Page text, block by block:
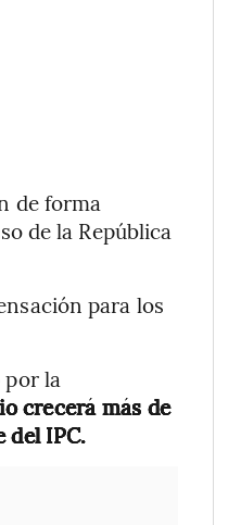
de forma
de la República
para los
la
crecerá más de
del IPC.